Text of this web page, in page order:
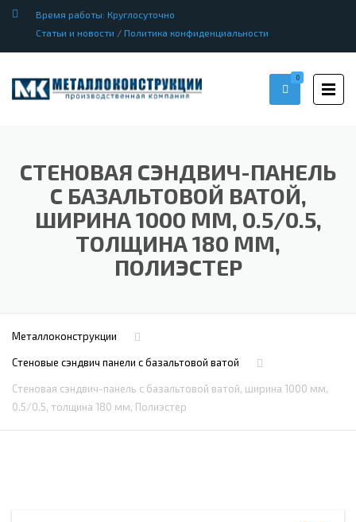
Время работы: Круглосуточно
Статьи и новости / Политика конфиденциальности
0
СТЕНОВАЯ СЭНДВИЧ-ПАНЕЛЬ
С БАЗАЛЬТОВОЙ ВАТОЙ,
ШИРИНА 1000 ММ, 0.5/0.5,
ТОЛЩИНА 180 ММ,
ПОЛИЭСТЕР
Металлоконструкции
Стеновые сэндвич панели с базальтовой ватой
Стеновая сэндвич-панель с базальтовой ватой, ширина 1000 мм,
0.5/0.5, толщина 180 мм, Полиэстер